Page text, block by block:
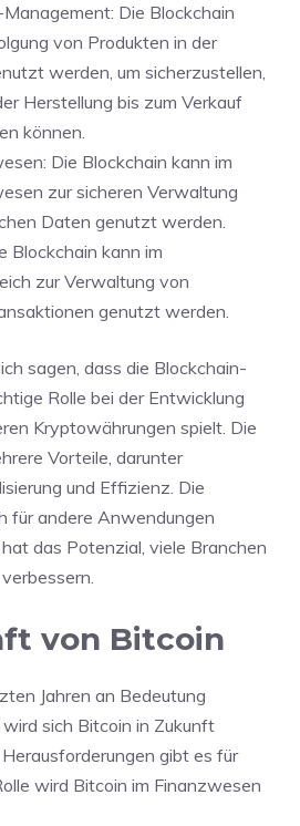
Die Blockchain
von Produkten in der
werden, um sicherzustellen,
Herstellung bis zum Verkauf
können.
Die Blockchain kann im
zur sicheren Verwaltung
Daten genutzt werden.
Blockchain kann im
zur Verwaltung von
genutzt werden.
sagen, dass die Blockchain-
Rolle bei der Entwicklung
Kryptowährungen spielt. Die
Vorteile, darunter
und Effizienz. Die
für andere Anwendungen
das Potenzial, viele Branchen
von Bitcoin
Jahren an Bedeutung
sich Bitcoin in Zukunft
gibt es für
wird Bitcoin im Finanzwesen